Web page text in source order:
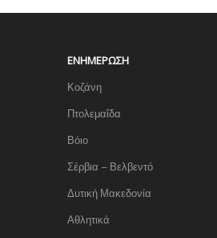
ΕΝΗΜΈΡΩΣΗ
Κοζάνη
Πτολεμαΐδα
Βόιο
Σέρβια – Βελβεντό
Δυτική Μακεδονία
Αθλητικά